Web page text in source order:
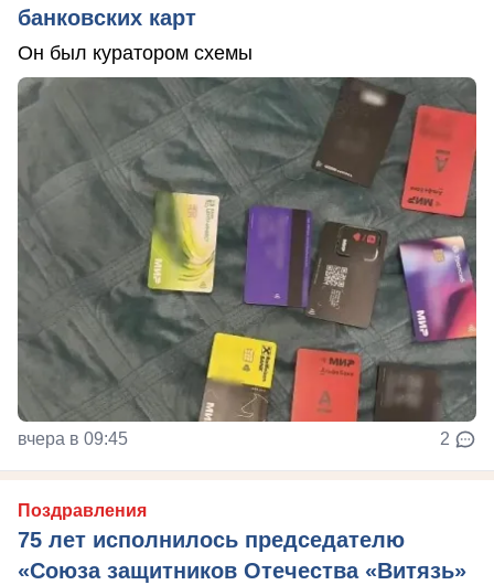
банковских карт
Он был куратором схемы
вчера в 09:45 2
Поздравления
75 лет исполнилось председателю
«Союза защитников Отечества «Витязь»